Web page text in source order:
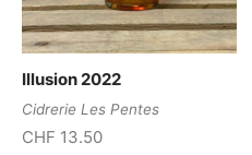
Illusion 2022
Cidrerie Les Pentes
CHF 13.50